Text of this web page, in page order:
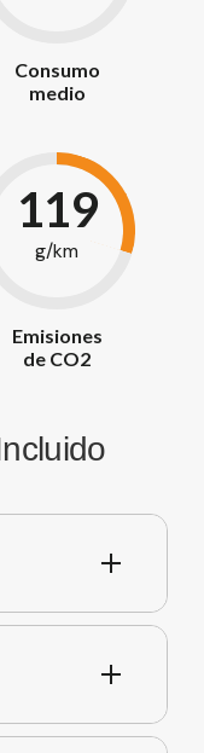
Consumo
medio
119
g/km
Emisiones
de CO2